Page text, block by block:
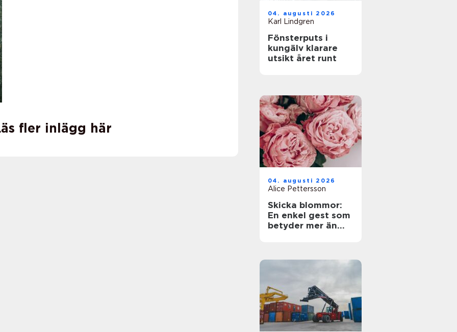
fler inlägg här
04. augusti 2026
Karl Lindgren
Fönsterputs i
kungälv klarare
utsikt året runt
04. augusti 2026
Alice Pettersson
Skicka blommor:
En enkel gest som
betyder mer än